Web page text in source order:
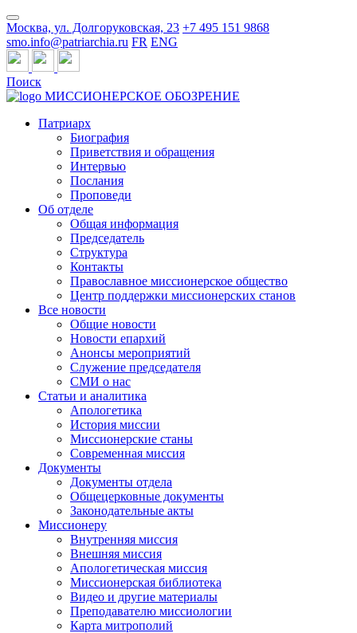
Москва, ул. Долгоруковская, 23 +7 495 151 9868
smo.info@patriarchia.ru FR ENG
Поиск
МИССИОНЕРСКОЕ ОБОЗРЕНИЕ
Патриарх
Биография
Приветствия и обращения
Интервью
Послания
Проповеди
Об отделе
Общая информация
Председатель
Структура
Контакты
Православное миссионерское общество
Центр поддержки миссионерских станов
Все новости
Общие новости
Новости епархий
Анонсы мероприятий
Служение председателя
СМИ о нас
Статьи и аналитика
Апологетика
История миссии
Миссионерские станы
Современная миссия
Документы
Документы отдела
Общецерковные документы
Законодательные акты
Миссионеру
Внутренняя миссия
Внешняя миссия
Апологетическая миссия
Миссионерская библиотека
Видео и другие материалы
Преподавателю миссиологии
Карта митрополий